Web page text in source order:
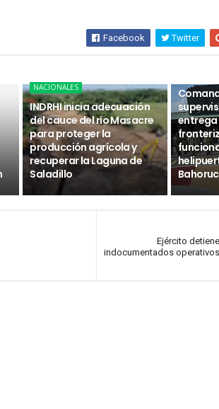
Facebook Twitter
NACIONALES
INDRHI inicia adecuación
del cauce del río Masacre
para proteger la
producción agrícola y
recuperar la Laguna de
Saladillo
Ejército
indocumentados